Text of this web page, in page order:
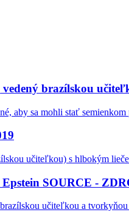
brazílskou
aby sa mohli stať
učiteľkou) s hlbokým
SOURCE -
učiteľkou a